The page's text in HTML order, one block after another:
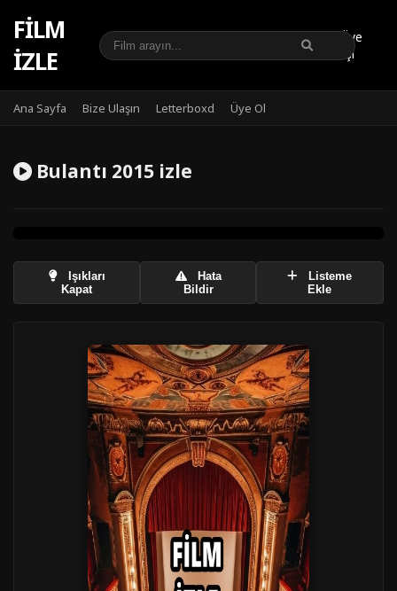
FILM
IZLE
Üye
Girişi
Ana Sayfa Bize Ulaşın Letterboxd Üye Ol
Bulantı 2015 izle
Işıkları
Kapat
Hata
Bildir
Listeme
Ekle